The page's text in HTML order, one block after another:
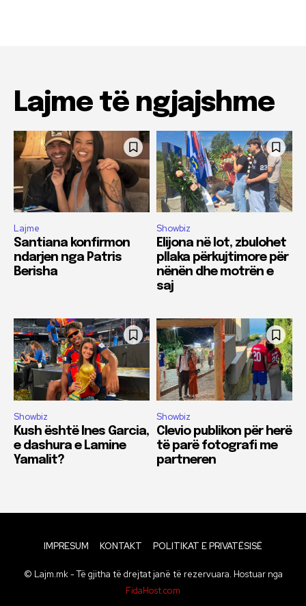
Lajme të ngjajshme
Lajme
Santiana konfirmon
ndarjen nga Patris
Berisha
Showbiz
Elijona në lot, zbulohet
pllaka përkujtimore për
nënën dhe motrën e
saj
Showbiz
Kush është Ines Garcia,
e dashura e Lamine
Yamalit?
Showbiz
Clevio publikon për herë
të parë fotografi me
partneren
IMPRESUM KONTAKT POLITIKAT E PRIVATËSISË
© Lajm.mk - Të gjitha të drejtat janë të rezervuara. Hostuar nga
FidaHost.com